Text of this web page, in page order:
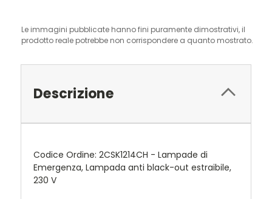
Le immagini pubblicate hanno fini puramente dimostrativi, il
prodotto reale potrebbe non corrispondere a quanto mostrato.
Descrizione
Codice Ordine: 2CSK1214CH - Lampade di
Emergenza, Lampada anti black-out estraibile,
230 V